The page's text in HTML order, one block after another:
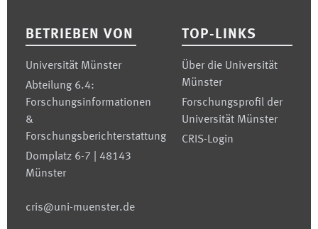
BETRIEBEN VON
Universität Münster
Abteilung 6.4:
Forschungsinformationen
&
Forschungsberichterstattung
Domplatz 6-7 | 48143
Münster
cris@uni-muenster.de
TOP-LINKS
Über die Universität
Münster
Forschungsprofil der
Universität Münster
CRIS-Login